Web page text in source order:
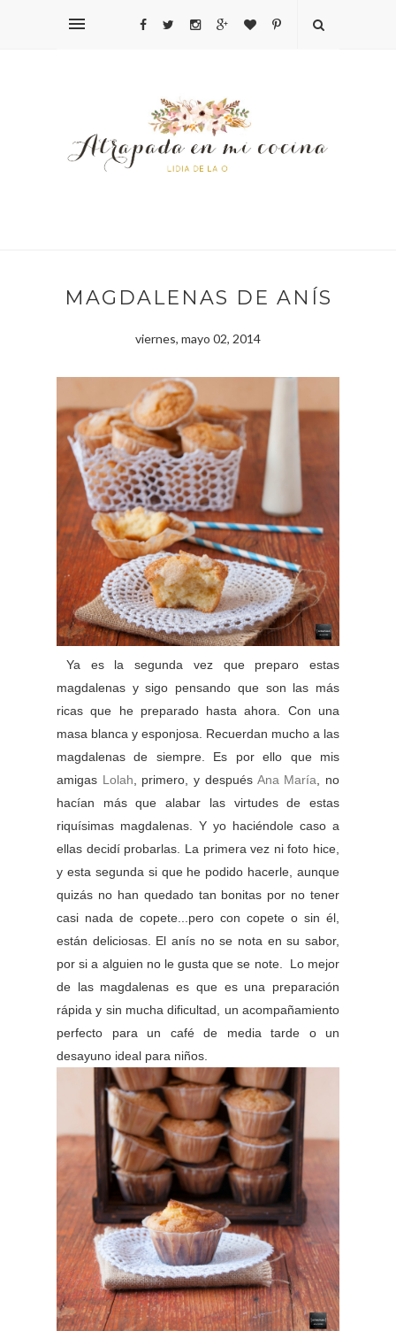
MAGDALENAS DE ANÍS
viernes, mayo 02, 2014
Ya es la segunda vez que preparo estas
magdalenas y sigo pensando que son las más
ricas que he preparado hasta ahora. Con una
masa blanca y esponjosa. Recuerdan mucho a las
magdalenas de siempre. Es por ello que mis
amigas Lolah, primero, y después Ana María, no
hacían más que alabar las virtudes de estas
riquísimas magdalenas. Y yo haciéndole caso a
ellas decidí probarlas. La primera vez ni foto hice,
y esta segunda si que he podido hacerle, aunque
quizás no han quedado tan bonitas por no tener
casi nada de copete...pero con copete o sin él,
están deliciosas. El anís no se nota en su sabor,
por si a alguien no le gusta que se note. Lo mejor
de las magdalenas es que es una preparación
rápida y sin mucha dificultad, un acompañamiento
perfecto para un café de media tarde o un
desayuno ideal para niños.